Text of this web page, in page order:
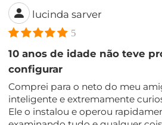
lucinda sarver
5
10 anos de idade não teve
configurar
Comprei para o neto do meu
inteligente e extremamente
Ele o instalou e operou